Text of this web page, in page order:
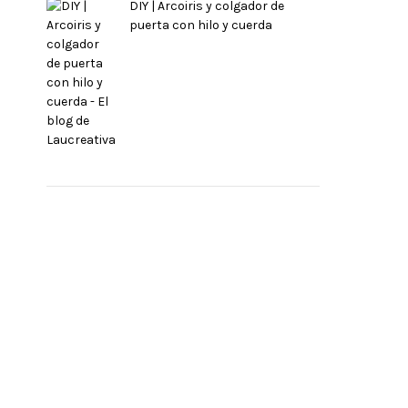
DIY | Arcoiris y colgador de
puerta con hilo y cuerda